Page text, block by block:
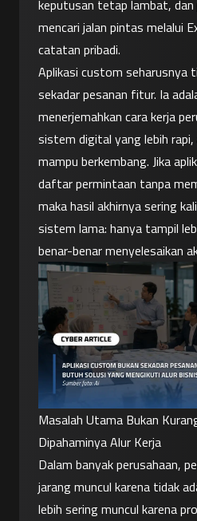
keputusan tetap lambat,
mencari jalan pintas melalui
catatan pribadi.
Aplikasi custom seharusnya
sekadar pesanan fitur. Ia
menerjemahkan cara kerja
sistem digital yang lebih
mampu berkembang. Jika
daftar permintaan tanpa
maka hasil akhirnya sering
sistem lama: hanya tampil
benar-benar menyelesaikan
Masalah Utama Bukan
Dipahaminya Alur Kerja
Dalam banyak perusahaan,
jarang muncul karena tidak
lebih sering muncul karena